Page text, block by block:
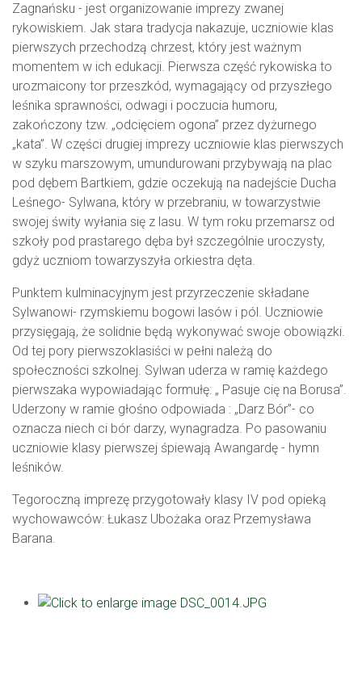
Zagnańsku - jest organizowanie imprezy zwanej
rykowiskiem. Jak stara tradycja nakazuje, uczniowie klas
pierwszych przechodzą chrzest, który jest ważnym
momentem w ich edukacji. Pierwsza część rykowiska to
urozmaicony tor przeszkód, wymagający od przyszłego
leśnika sprawności, odwagi i poczucia humoru,
zakończony tzw. „odcięciem ogona” przez dyżurnego
„kata”. W części drugiej imprezy uczniowie klas pierwszych
w szyku marszowym, umundurowani przybywają na plac
pod dębem Bartkiem, gdzie oczekują na nadejście Ducha
Leśnego- Sylwana, który w przebraniu, w towarzystwie
swojej świty wyłania się z lasu. W tym roku przemarsz od
szkoły pod prastarego dęba był szczególnie uroczysty,
gdyż uczniom towarzyszyła orkiestra dęta.
Punktem kulminacyjnym jest przyrzeczenie składane
Sylwanowi- rzymskiemu bogowi lasów i pól. Uczniowie
przysięgają, że solidnie będą wykonywać swoje obowiązki.
Od tej pory pierwszoklasiści w pełni należą do
społeczności szkolnej. Sylwan uderza w ramię każdego
pierwszaka wypowiadając formułę: „ Pasuje cię na Borusa”.
Uderzony w ramie głośno odpowiada : „Darz Bór”- co
oznacza niech ci bór darzy, wynagradza. Po pasowaniu
uczniowie klasy pierwszej śpiewają Awangardę - hymn
leśników.
Tegoroczną imprezę przygotowały klasy IV pod opieką
wychowawców: Łukasz Ubożaka oraz Przemysława
Barana.